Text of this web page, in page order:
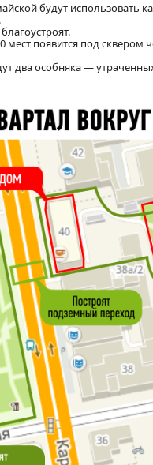
будут использовать
мест появится под
два особняка —